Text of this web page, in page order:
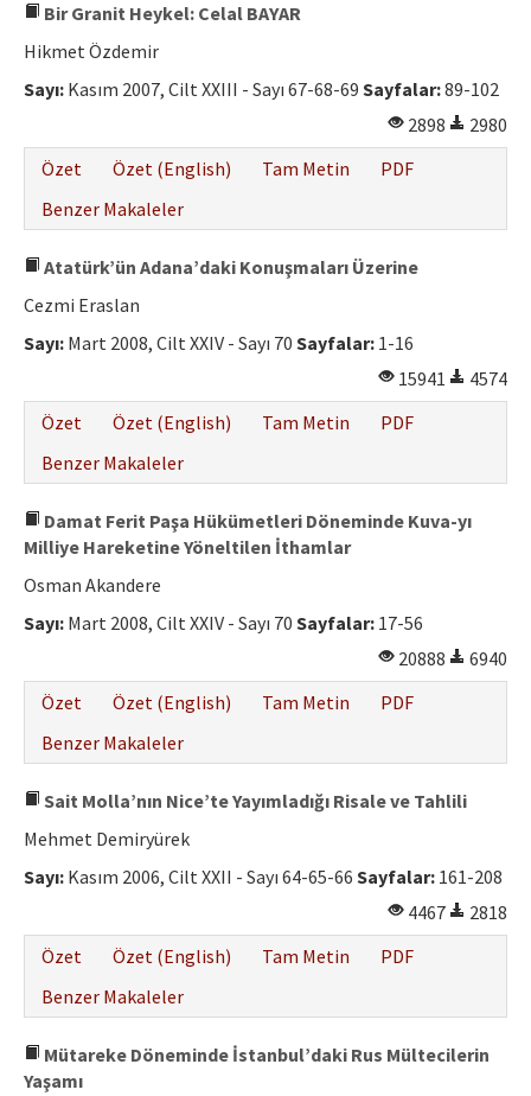
Bir Granit Heykel: Celal BAYAR
Hikmet Özdemir
Sayı: Kasım 2007, Cilt XXIII - Sayı 67-68-69 Sayfalar:89-102
2898
2980
Özet
Özet (English) Tam Metin
PDF
Benzer Makaleler
Atatürk’ün Adana’daki Konuşmaları Üzerine
Cezmi Eraslan
Sayı: Mart 2008, Cilt XXIV - Sayı 70 Sayfalar: 1-16
15941
4574
Özet
Özet (English) Tam Metin
PDF
Benzer Makaleler
Damat Ferit Paşa Hükümetleri Döneminde Kuva-yı
Milliye Hareketine Yöneltilen İthamlar
Osman Akandere
Sayı: Mart 2008, Cilt XXIV - Sayı 70 Sayfalar: 17-56
20888
6940
Özet
Özet (English) Tam Metin
PDF
Benzer Makaleler
Sait Molla’nın Nice’te Yayımladığı Risale ve Tahlili
Mehmet Demiryürek
Sayı: Kasım 2006, Cilt XXII - Sayı 64-65-66 Sayfalar: 161-208
4467
2818
Özet
Özet (English) Tam Metin
PDF
Benzer Makaleler
Mütareke Döneminde İstanbul’daki Rus Mültecilerin
Yaşamı